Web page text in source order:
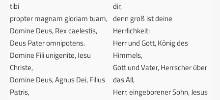
tibi
propter magnam gloriam tuam,
Domine Deus, Rex caelestis,
Deus Pater omnipotens.
Domine Fili unigenite, Iesu
Christe,
Domine Deus, Agnus Dei, Filius
Patris,
dir,
denn groß ist deine
Herrlichkeit:
Herr und Gott, König des
Himmels,
Gott und Vater, Herrscher über
das All,
Herr, eingeborener Sohn, Jesus